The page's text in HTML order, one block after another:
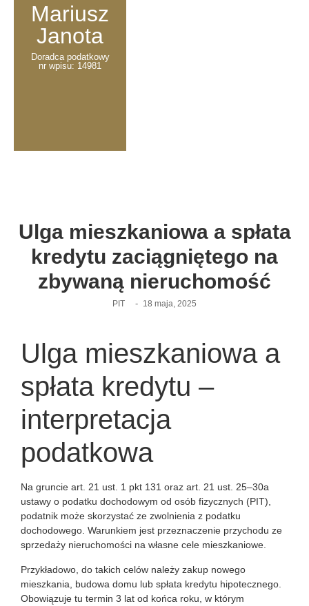
Mariusz
Janota
Doradca podatkowy
nr wpisu: 14981
Ulga mieszkaniowa a spłata
kredytu zaciągniętego na
zbywaną nieruchomość
PIT - 18 maja, 2025
Ulga mieszkaniowa a
spłata kredytu –
interpretacja
podatkowa
Na gruncie art. 21 ust. 1 pkt 131 oraz art. 21 ust. 25–30a
ustawy o podatku dochodowym od osób fizycznych (PIT),
podatnik może skorzystać ze zwolnienia z podatku
dochodowego. Warunkiem jest przeznaczenie przychodu ze
sprzedaży nieruchomości na własne cele mieszkaniowe.
Przykładowo, do takich celów należy zakup nowego
mieszkania, budowa domu lub spłata kredytu hipotecznego.
Obowiązuje tu termin 3 lat od końca roku, w którym